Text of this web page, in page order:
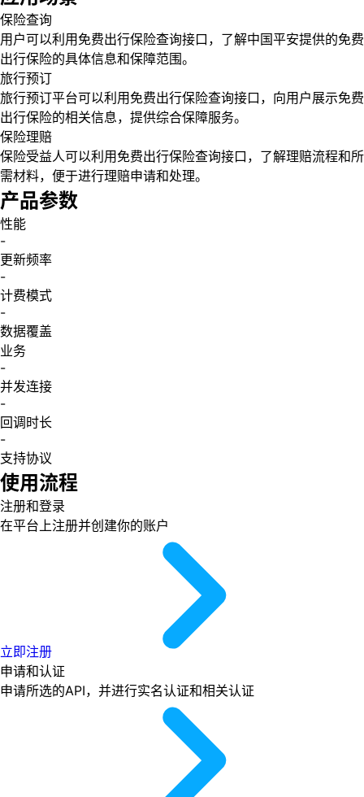
保险查询
用户可以利用免费出行保险查询接口，了解中国平安提供的免费
出行保险的具体信息和保障范围。
旅行预订
旅行预订平台可以利用免费出行保险查询接口，向用户展示免费
出行保险的相关信息，提供综合保障服务。
保险理赔
保险受益人可以利用免费出行保险查询接口，了解理赔流程和所
需材料，便于进行理赔申请和处理。
产品参数
性能
-
更新频率
-
计费模式
-
数据覆盖
业务
-
并发连接
-
回调时长
-
支持协议
使用流程
注册和登录
在平台上注册并创建你的账户
立即注册
申请和认证
申请所选的API，并进行实名认证和相关认证